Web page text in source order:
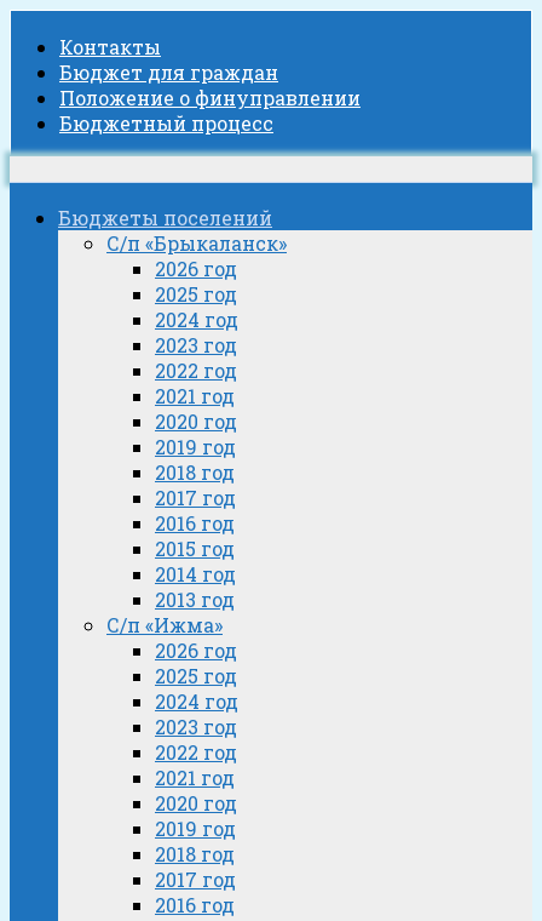
Контакты
Бюджет для граждан
Положение о финуправлении
Бюджетный процесс
Бюджеты поселений
С/п «Брыкаланск»
2026 год
2025 год
2024 год
2023 год
2022 год
2021 год
2020 год
2019 год
2018 год
2017 год
2016 год
2015 год
2014 год
2013 год
С/п «Ижма»
2026 год
2025 год
2024 год
2023 год
2022 год
2021 год
2020 год
2019 год
2018 год
2017 год
2016 год